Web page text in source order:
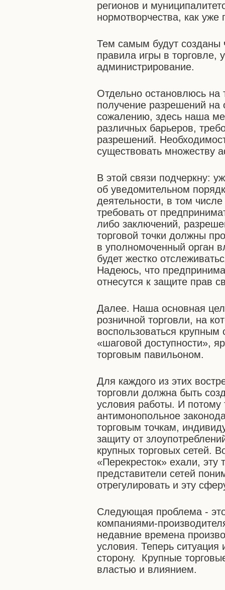
регионов и
нормотворчества, как
Тем самым будут созданы
правила игры в торговле,
администрирование.
Отдельно остановлюсь на
получение разрешений на
сожалению, здесь наша
различных барьеров,
разрешений.
существовать множеству
В этой связи подчеркну:
об уведомительном
деятельности, в том
требовать от
либо заключений,
торговой точки должны
в уполномоченный орган
будет жестко
Надеюсь, что
отнесутся к защите прав
Далее. Наша основная
розничной торговли, на
воспользоваться
«шаговой доступности»,
торговым павильоном.
Для каждого из этих
торговли должна быть
условия работы. И потому
антимонопольное
торговым точкам,
защиту от
крупных торговых сетей.
«Перекресток» ехали,
представители сетей
отрегулировать и эту
Следующая проблема -
компаниями-
недавние времена
условия. Теперь
сторону. Крупные
властью и влиянием.